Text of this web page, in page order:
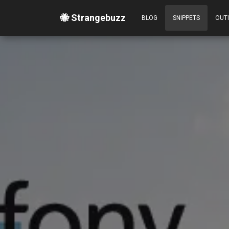
🐝 Strangebuzz BLOG SNIPPETS